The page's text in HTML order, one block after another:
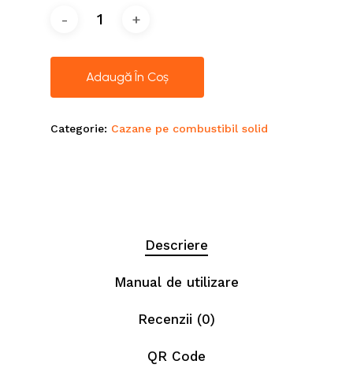
Adaugă În Coș
Categorie: Cazane pe combustibil solid
Descriere
Manual de utilizare
Recenzii (0)
QR Code